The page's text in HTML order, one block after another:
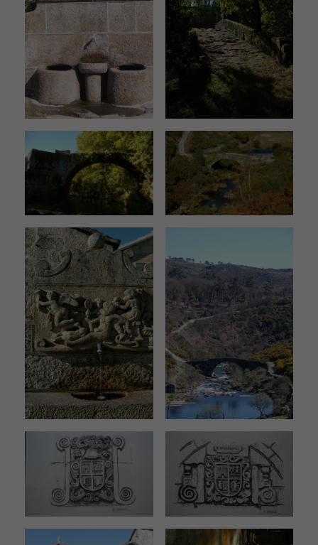
comportamiento
mientras visitas
nuestro sitio,
aumentas la
posibilidad de
ver contenido
personalizados.